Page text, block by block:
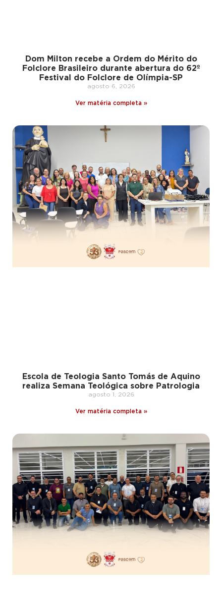
Dom Milton recebe a Ordem do Mérito do
Folclore Brasileiro durante abertura do 62º
Festival do Folclore de Olímpia-SP
agosto 6, 2026
Ver matéria completa »
Escola de Teologia Santo Tomás de Aquino
realiza Semana Teológica sobre Patrologia
agosto 1, 2026
Ver matéria completa »